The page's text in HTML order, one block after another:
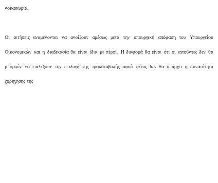
νοικοκυριά.
Οι αιτήσεις αναμένονται να ανοίξουν αμέσως μετά την υπουργική απόφαση του Υπουργείου
Οικονομικών και η διαδικασία θα είναι ίδια με πέρσι. Η διαφορά θα είναι ότι οι αιτούντες δεν θα
μπορούν να επιλέξουν την επιλογή της προκαταβολής αφού φέτος δεν θα υπάρχει η δυνατότητα
χορήγησης της